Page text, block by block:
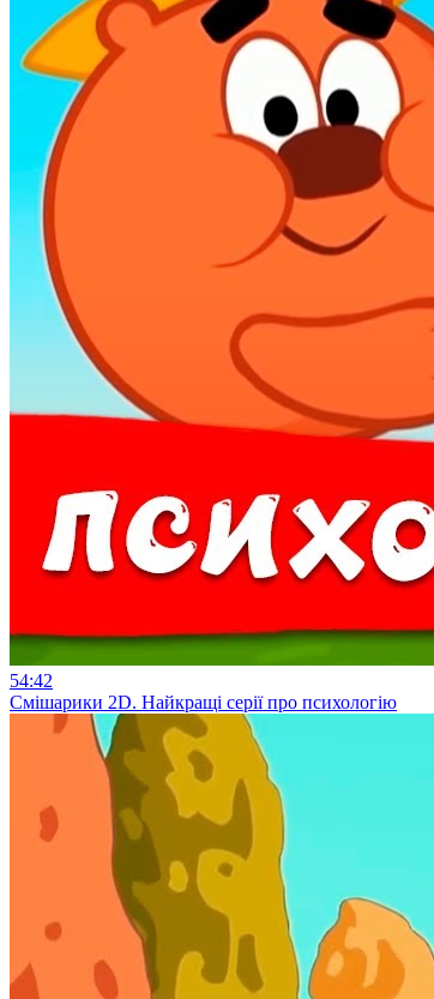
54:42
Смiшарики 2D. Найкращі серії про психологію